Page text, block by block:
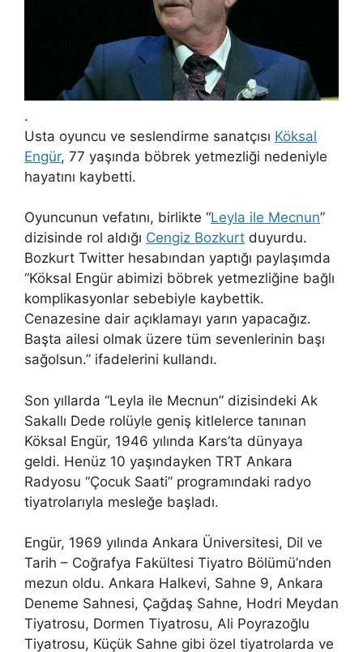
.
Usta oyuncu ve seslendirme sanatçısı Köksal
Engür, 77 yaşında böbrek yetmezliği nedeniyle
hayatını kaybetti.
Oyuncunun vefatını, birlikte “Leyla ile Mecnun”
dizisinde rol aldığı Cengiz Bozkurt duyurdu.
Bozkurt Twitter hesabından yaptığı paylaşımda
“Köksal Engür abimizi böbrek yetmezliğine bağlı
komplikasyonlar sebebiyle kaybettik.
Cenazesine dair açıklamayı yarın yapacağız.
Başta ailesi olmak üzere tüm sevenlerinin başı
sağolsun.” ifadelerini kullandı.
Son yıllarda “Leyla ile Mecnun” dizisindeki Ak
Sakallı Dede rolüyle geniş kitlelerce tanınan
Köksal Engür, 1946 yılında Kars’ta dünyaya
geldi. Henüz 10 yaşındayken TRT Ankara
Radyosu “Çocuk Saati” programındaki radyo
tiyatrolarıyla mesleğe başladı.
Engür, 1969 yılında Ankara Üniversitesi, Dil ve
Tarih – Coğrafya Fakültesi Tiyatro Bölümü’nden
mezun oldu. Ankara Halkevi, Sahne 9, Ankara
Deneme Sahnesi, Çağdaş Sahne, Hodri Meydan
Tiyatrosu, Dormen Tiyatrosu, Ali Poyrazoğlu
Tiyatrosu, Küçük Sahne gibi özel tiyatrolarda ve